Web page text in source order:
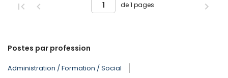
de 1 pages
Postes par profession
Administration / Formation / Social